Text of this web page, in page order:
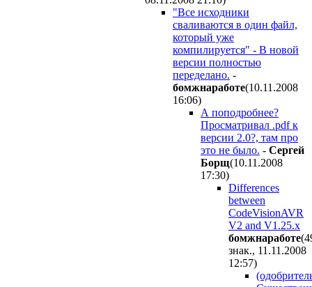
"Все исходники
сваливаются в один файл,
который уже
компилируется" - В новой
версии полностью
переделано. -
бомжнаработе(10.11.2008
16:06)
А поподробнее?
Просматривал .pdf к
версии 2.0?, там про
это не было. - Сергей
Борщ(10.11.2008
17:30)
Differences
between
CodeVisionAVR
V2 and V1.25.x
бомжнаработе
знак., 11.11.2008
12:57)